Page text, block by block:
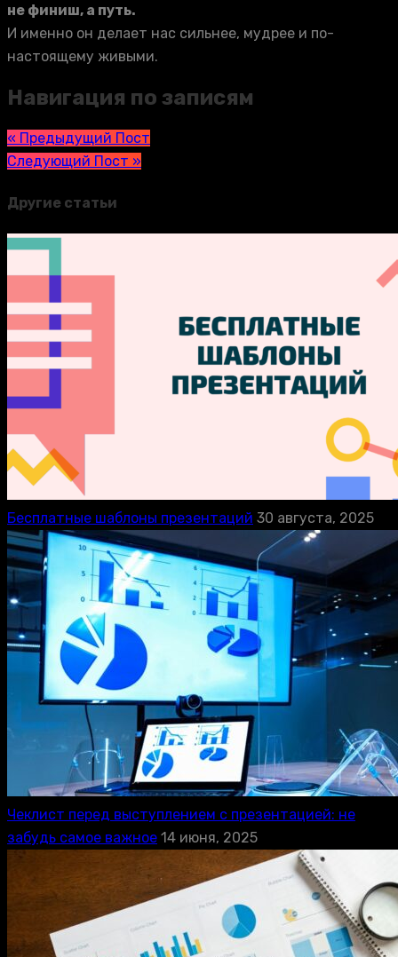
не финиш, а путь.
И именно он делает нас сильнее, мудрее и по-
настоящему живыми.
Навигация по записям
« Предыдущий Пост
Следующий Пост »
Другие статьи
Бесплатные шаблоны презентаций 30 августа, 2025
Чеклист перед выступлением с презентацией: не
забудь самое важное 14 июня, 2025